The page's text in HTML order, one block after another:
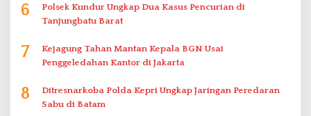
6
Polsek Kundur Ungkap Dua Kasus Pencurian di
Tanjungbatu Barat
7
Kejagung Tahan Mantan Kepala BGN Usai
Penggeledahan Kantor di Jakarta
8
Ditresnarkoba Polda Kepri Ungkap Jaringan Peredaran
Sabu di Batam